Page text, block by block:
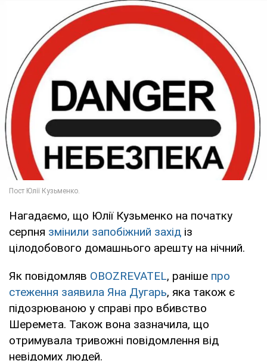
Нагадаємо, що Юлії Кузьменко на початку
серпня змінили запобіжний захід із
цілодобового домашнього арешту на нічний.
Як повідомляв OBOZREVATEL, раніше про
стеження заявила Яна Дугарь, яка також є
підозрюваною у справі про вбивство
Шеремета. Також вона зазначила, що
отримувала тривожні повідомлення від
невідомих людей.